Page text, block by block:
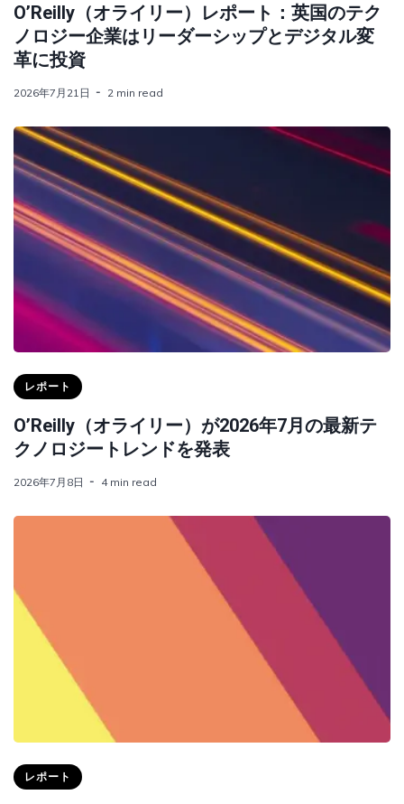
O’Reilly（オライリー）レポート：英国のテク
ノロジー企業はリーダーシップとデジタル変
革に投資
2026年7月21日 2 min read
レポート
O’Reilly（オライリー）が2026年7月の最新テ
クノロジートレンドを発表
2026年7月8日 4 min read
レポート